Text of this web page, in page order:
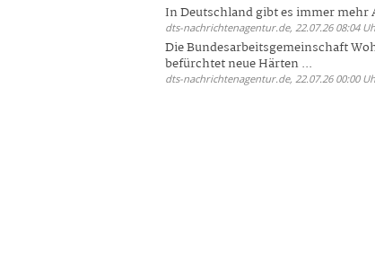
In Deutschland gibt es immer mehr
dts-nachrichtenagentur.de, 22.07.26 08:04
Die Bundesarbeitsgemeinschaft
befürchtet neue Härten ...
dts-nachrichtenagentur.de, 22.07.26 00:00